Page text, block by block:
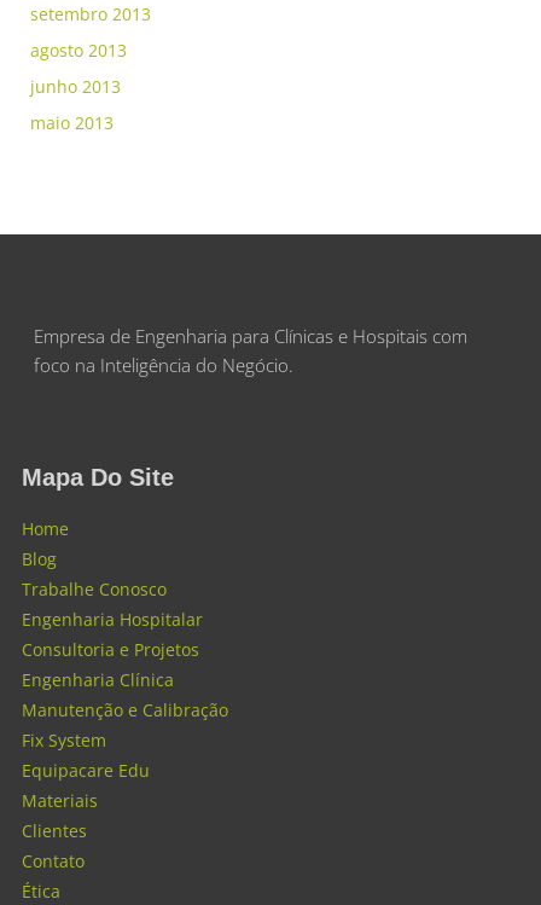
setembro 2013
agosto 2013
junho 2013
maio 2013
Empresa de Engenharia para Clínicas e Hospitais com
foco na Inteligência do Negócio.
Mapa Do Site
Home
Blog
Trabalhe Conosco
Engenharia Hospitalar
Consultoria e Projetos
Engenharia Clínica
Manutenção e Calibração
Fix System
Equipacare Edu
Materiais
Clientes
Contato
Ética